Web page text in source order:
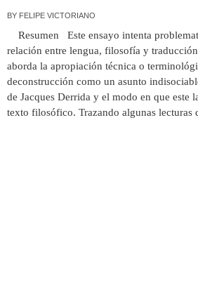
BY FELIPE VICTORIANO
Resumen Este ensayo intenta
relación entre lengua, filosofía y
aborda la apropiación técnica o
deconstrucción como un asunto
de Jacques Derrida y el modo en que este
texto filosófico. Trazando algunas lecturas